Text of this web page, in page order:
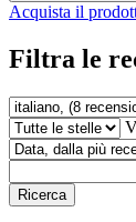
Acquista il
Filtra le
Ricerca